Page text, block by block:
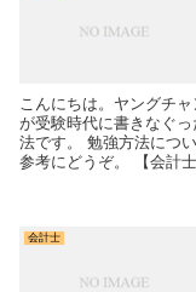
こんにちは。ヤングチ
が受験時代に書きなぐ
法です。 勉強方法につ
参考にどうぞ。 【会計
会計士